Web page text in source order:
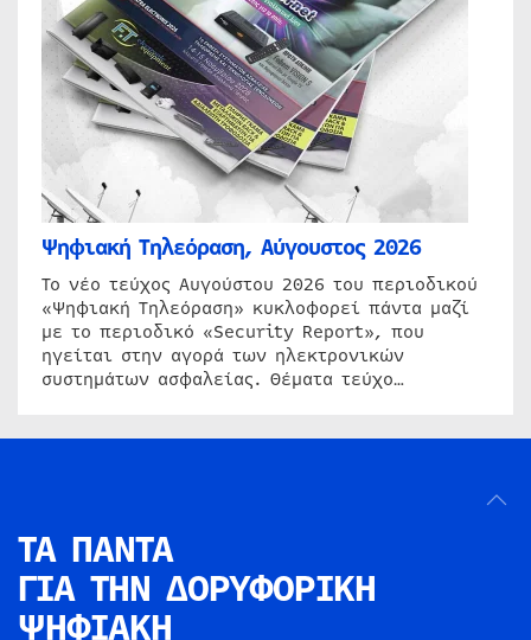
Ψηφιακή Τηλεόραση, Αύγουστος 2026
Το νέο τεύχος Αυγούστου 2026 του περιοδικού
«Ψηφιακή Τηλεόραση» κυκλοφορεί πάντα μαζί
με το περιοδικό «Security Report», που
ηγείται στην αγορά των ηλεκτρονικών
συστημάτων ασφαλείας. Θέματα τεύχο…
ΤΑ ΠΑΝΤΑ
ΓΙΑ ΤΗΝ ΔΟΡΥΦΟΡΙΚΗ
ΨΗΦΙΑΚΗ